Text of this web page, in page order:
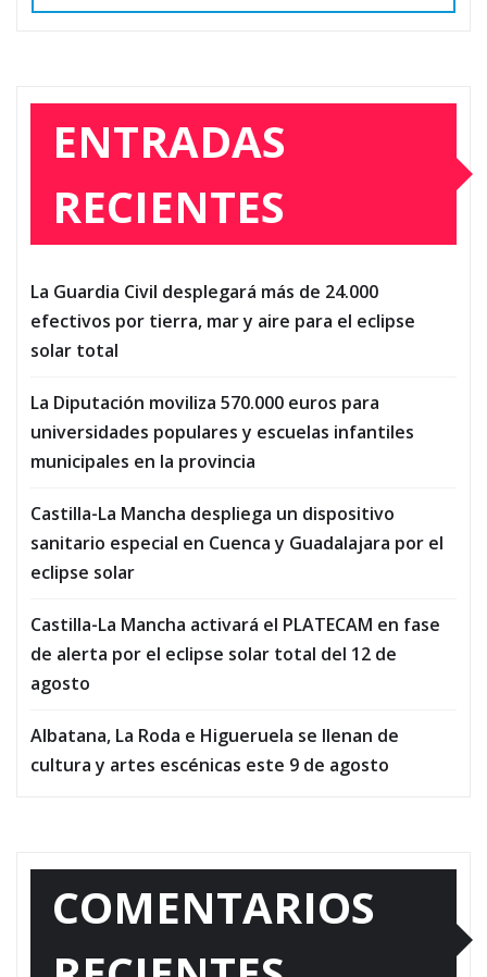
ENTRADAS
RECIENTES
La Guardia Civil desplegará más de 24.000
efectivos por tierra, mar y aire para el eclipse
solar total
La Diputación moviliza 570.000 euros para
universidades populares y escuelas infantiles
municipales en la provincia
Castilla-La Mancha despliega un dispositivo
sanitario especial en Cuenca y Guadalajara por el
eclipse solar
Castilla-La Mancha activará el PLATECAM en fase
de alerta por el eclipse solar total del 12 de
agosto
Albatana, La Roda e Higueruela se llenan de
cultura y artes escénicas este 9 de agosto
COMENTARIOS